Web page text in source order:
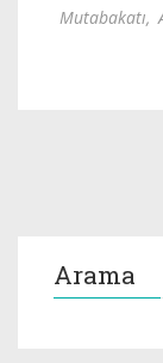
Mutabakatı,
Arama